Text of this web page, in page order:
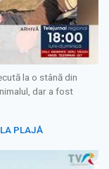
la o stână din
dar a fost
PLAJĂ